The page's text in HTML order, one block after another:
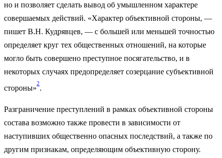
но и позво­ляет сделать вывод об умышленном характере
совершаемых дей­ствий. «Характер объективной стороны, —
пишет В.Н. Кудряв­цев, — с большей или меньшей точностью
определяет круг тех общественных отношений, на которые
могло быть совершено преступное посягательство, и в
некоторых случаях предопределя­ет созерцание субъективной
стороны»
2
.
Разграничение преступлений в рамках объективной стороны
состава возможно также провести в зависимости от
наступивших общественно опасных последствий, а также по
другим признакам, определяющим объективную сторону.